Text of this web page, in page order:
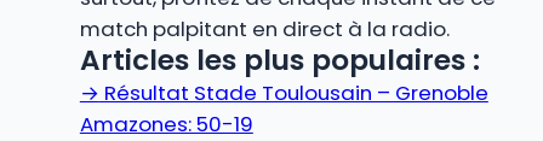
match palpitant en direct à la radio.
Articles les plus populaires :
→ Résultat Stade Toulousain – Grenoble
Amazones: 50-19